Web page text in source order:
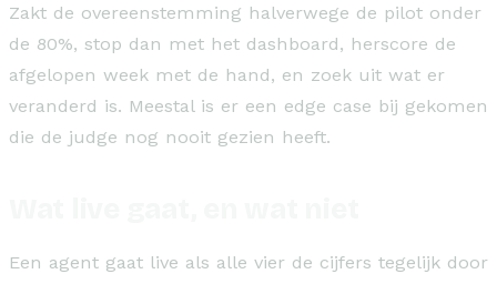
Zakt de overeenstemming halverwege de pilot onder
de 80%, stop dan met het dashboard, herscore de
afgelopen week met de hand, en zoek uit wat er
veranderd is. Meestal is er een edge case bij gekomen
die de judge nog nooit gezien heeft.
Een agent gaat live als alle vier de cijfers tegelijk door